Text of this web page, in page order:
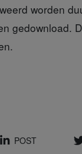
worden
gedownload.
POST